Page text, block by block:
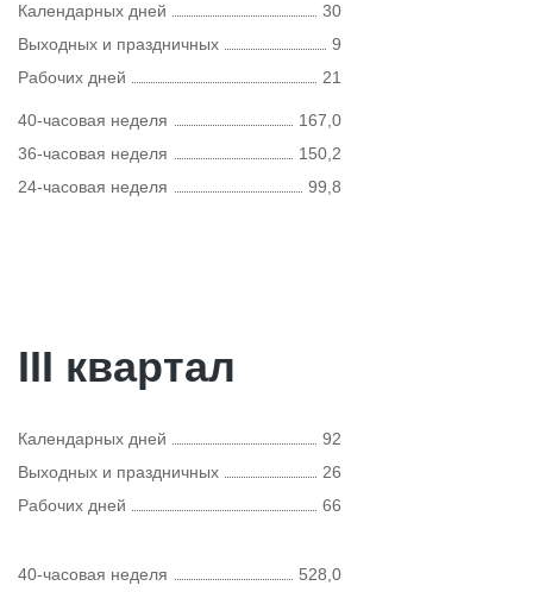
Календарных дней
30
Выходных и праздничных
9
Рабочих дней
21
40-часовая неделя
167,0
36-часовая неделя
150,2
24-часовая неделя
99,8
III квартал
Календарных дней
92
Выходных и праздничных
26
Рабочих дней
66
40-часовая неделя 528,0